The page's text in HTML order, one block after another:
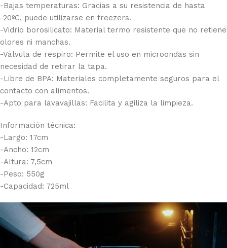
-Bajas temperaturas: Gracias a su resistencia de hasta
-20ºC, puede utilizarse en freezers.
-Vidrio borosilicato: Material termo resistente que no retiene
olores ni manchas.
-Válvula de respiro: Permite el uso en microondas sin
necesidad de retirar la tapa.
-Libre de BPA: Materiales completamente seguros para el
contacto con alimentos.
-Apto para lavavajillas: Facilita y agiliza la limpieza.
Información técnica:
-Largo: 17cm
-Ancho: 12cm
-Altura: 7,5cm
-Peso: 550g
-Capacidad: 725ml